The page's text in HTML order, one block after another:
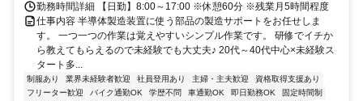
勤務時間詳細 【日勤】8:00～17:00 ※休憩60分 ※残業月5時間程度
仕事内容 半導体製造装置に使う部品の製造サポートをお任せしま
す。 一つ一つの作業は覚えやすいシンプル作業です。 研修でイチか
ら教えてもらえるので未経験でも大丈夫♪ 20代～40代中心×未経験ス
タート多...
制服あり 業界未経験者歓迎 社員登用あり 主婦・主夫歓迎
資格取得支援あり
フリーター歓迎
バイク通勤OK 学歴不問 車通勤OK 即日勤務OK
固定時間制